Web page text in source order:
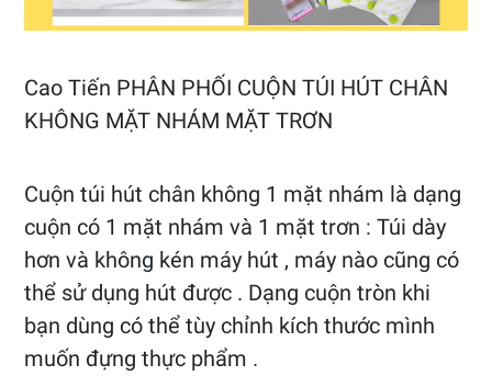
Cao Tiến PHÂN PHỐI CUỘN TÚI HÚT CHÂN
KHÔNG MẶT NHÁM MẶT TRƠN
Cuộn túi hút chân không 1 mặt nhám là dạng
cuộn có 1 mặt nhám và 1 mặt trơn : Túi dày
hơn và không kén máy hút , máy nào cũng có
thể sử dụng hút được . Dạng cuộn tròn khi
bạn dùng có thể tùy chỉnh kích thước mình
muốn đựng thực phẩm .